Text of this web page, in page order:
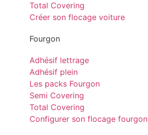
Total Covering
Créer son flocage voiture
Fourgon
Adhésif lettrage
Adhésif plein
Les packs Fourgon
Semi Covering
Total Covering
Configurer son flocage fourgon